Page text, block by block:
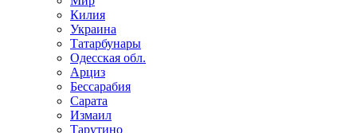
Килия
Украина
Татарбунары
Одесская обл.
Арциз
Бессарабия
Сарата
Измаил
Тарутино